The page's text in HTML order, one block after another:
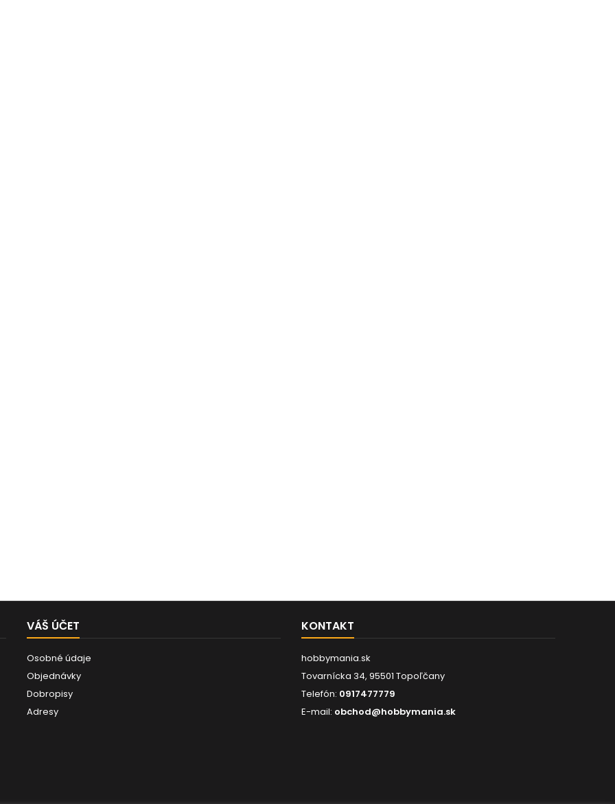
VÁŠ ÚČET
Osobné údaje
Objednávky
Dobropisy
Adresy
KONTAKT
hobbymania.sk
Tovarnícka 34, 95501 Topoľčany
Telefón: 0917477779
E-mail: obchod@hobbymania.sk